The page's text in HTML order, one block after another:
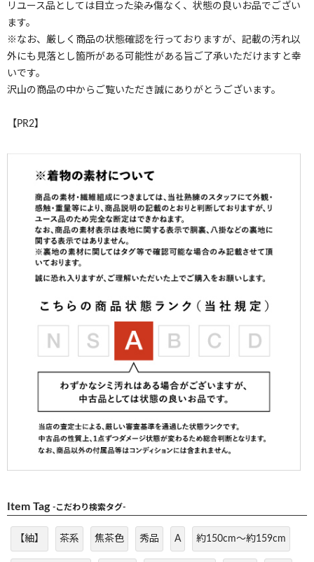
リユース品としては目立った染み傷なく、状態の良いお品でござい
ます。
※なお、厳しく商品の状態確認を行っておりますが、記載の汚れ以
外にも見落とし箇所がある可能性がある旨ご了承いただけますと幸
いです。
沢山の商品の中からご覧いただき誠にありがとうございます。
【PR2】
Item Tag -こだわり検索タグ-
【紬】 茶系 焦茶色 秀品 A 約150cm～約159cm